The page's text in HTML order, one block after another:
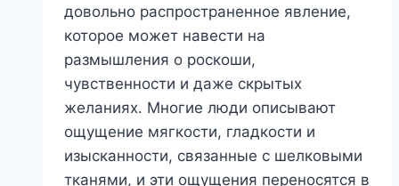
довольно распространенное явление,
которое может навести на
размышления о роскоши,
чувственности и даже скрытых
желаниях. Многие люди описывают
ощущение мягкости, гладкости и
изысканности, связанные с шелковыми
тканями, и эти ощущения переносятся в